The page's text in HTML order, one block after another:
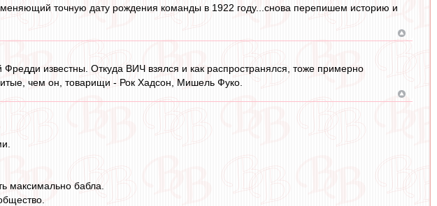
точную дату рождения команды в 1922 году...снова перепишем историю и
известны. Откуда ВИЧ взялся и как распространялся, тоже примерно
чем он, товарищи - Рок Хадсон, Мишель Фуко.
максимально бабла.